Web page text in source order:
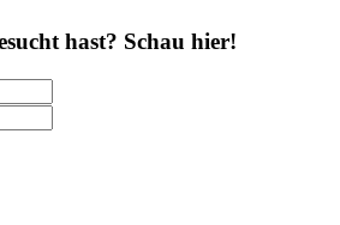
hast? Schau hier!